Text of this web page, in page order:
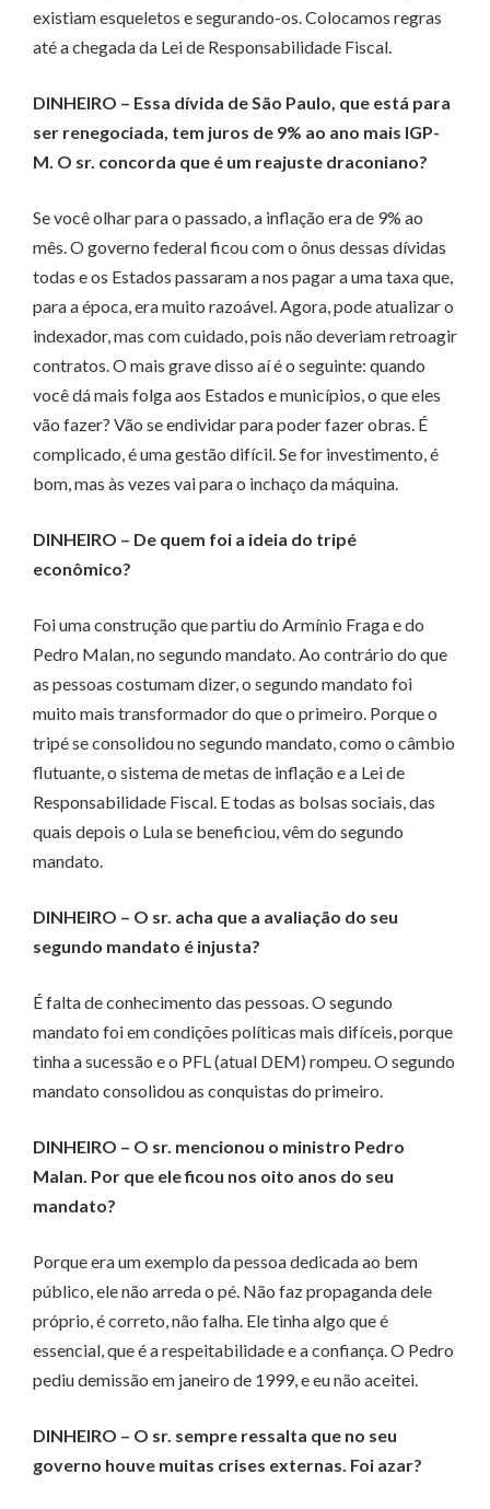
existiam esqueletos e se­­gurando-os. Colocamos regras
até a che­­­gada da Lei de Responsabilidade Fiscal.
DINHEIRO – Essa dívida de São Paulo, que está para
ser renegociada, tem juros de 9% ao ano mais IGP-
M. O sr. concorda que é um reajuste draconiano?
Se você olhar para o passado, a inflação era de 9% ao
mês. O governo federal ficou com o ônus dessas dívidas
todas e os Es­­tados passaram a nos pa­­­­gar a uma taxa que,
para a época, era muito razoável. Agora, pode atualizar o
indexador, mas com cuidado, pois não deveriam retroagir
contratos. O mais grave disso aí é o seguinte: quando
você dá mais folga aos Estados e municípios, o que eles
vão fazer? Vão se endividar para poder fazer obras. É
complicado, é uma gestão difícil. Se for investimento, é
bom, mas às vezes vai para o inchaço da máquina.
DINHEIRO – De quem foi a ideia do tripé
econômico?
Foi uma construção que partiu do Armínio Fraga e do
Pedro Malan, no segundo mandato. Ao contrário do que
as pessoas costumam dizer, o segundo mandato foi
muito mais transformador do que o primeiro. Porque o
tripé se consolidou no segundo mandato, como o câmbio
flutuante, o sistema de metas de inflação e a Lei de
Responsabilidade Fiscal. E todas as bolsas sociais, das
quais depois o Lula se beneficiou, vêm do segundo
mandato.
DINHEIRO – O sr. acha que a avaliação do seu
segundo mandato é injusta?
É falta de conhecimento das pessoas. O segundo
mandato foi em condições políticas mais difíceis, porque
tinha a sucessão e o PFL (atual DEM) rompeu. O segundo
mandato consolidou as conquistas do primeiro.
DINHEIRO – O sr. mencionou o ministro Pedro
Malan. Por que ele ficou nos oito anos do seu
mandato?
Porque era um exemplo da pessoa dedicada ao bem
público, ele não arreda o pé. Não faz propaganda dele
próprio, é correto, não falha. Ele tinha algo que é
essencial, que é a respeitabilidade e a confiança. O Pedro
pediu demissão em janeiro de 1999, e eu não aceitei.
DINHEIRO – O sr. sempre ressalta que no seu
governo houve muitas crises externas. Foi azar?